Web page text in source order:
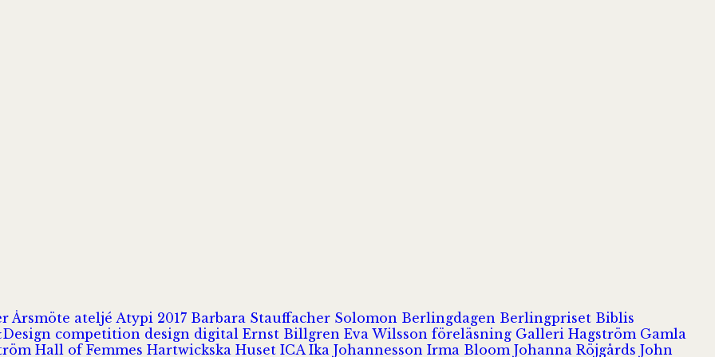
Årsmöte ateljé Atypi 2017 Barbara Stauffacher Solomon Berlingdagen Berlingpriset Biblis
competition design digital Ernst Billgren Eva Wilsson föreläsning Galleri Hagström Gamla
Hall of Femmes Hartwickska Huset ICA Ika Johannesson Irma Bloom Johanna Röjgårds John